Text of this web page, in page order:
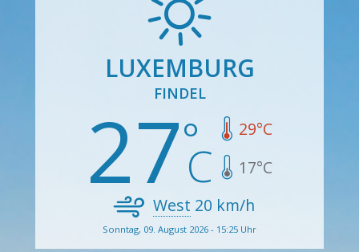
LUXEMBURG
FINDEL
27 29°C
17°C
West 20 km/h
Sonntag, 09. August 2026 - 15:25 Uhr